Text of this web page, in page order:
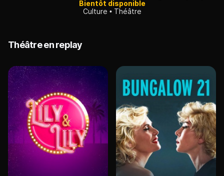
Bientôt disponible
Culture
Théâtre
Théâtre en replay